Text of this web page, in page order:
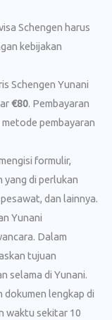
Schengen harus
kebijakan
Schengen Yunani
€80. Pembayaran
pembayaran
formulir,
yang di perlukan
dan lainnya.
Yunani
Dalam
tujuan
selama di Yunani.
dokumen lengkap di
waktu sekitar 10